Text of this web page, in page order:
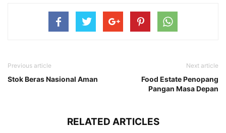
Previous article
Stok Beras Nasional Aman
Next article
Food Estate Penopang
Pangan Masa Depan
RELATED ARTICLES